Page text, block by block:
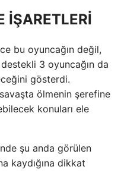
İŞARETLERİ
bu oyuncağın değil,
3 oyuncağın da
gösterdi.
ölmenin şerefine
konuları ele
şu anda görülen
kaydığına dikkat